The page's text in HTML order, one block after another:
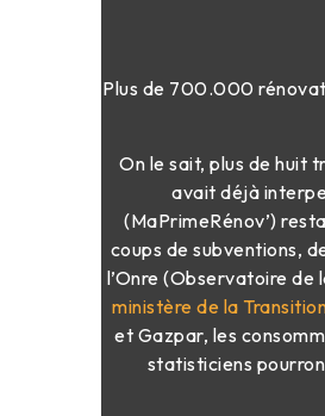
Plus de 700.000
On le sait, plus de huit
avait déjà
(MaPrimeRénov’)
coups de subventions,
l’Onre (Observatoire
ministère de la
et Gazpar, les
statisticiens